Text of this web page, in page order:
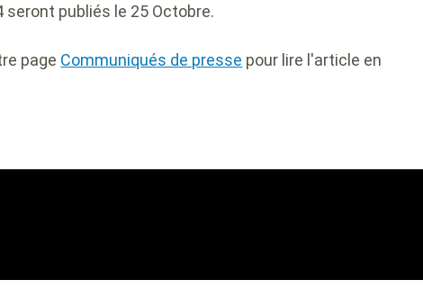
seront publiés le 25 Octobre.
page Communiqués de presse pour lire l'article en